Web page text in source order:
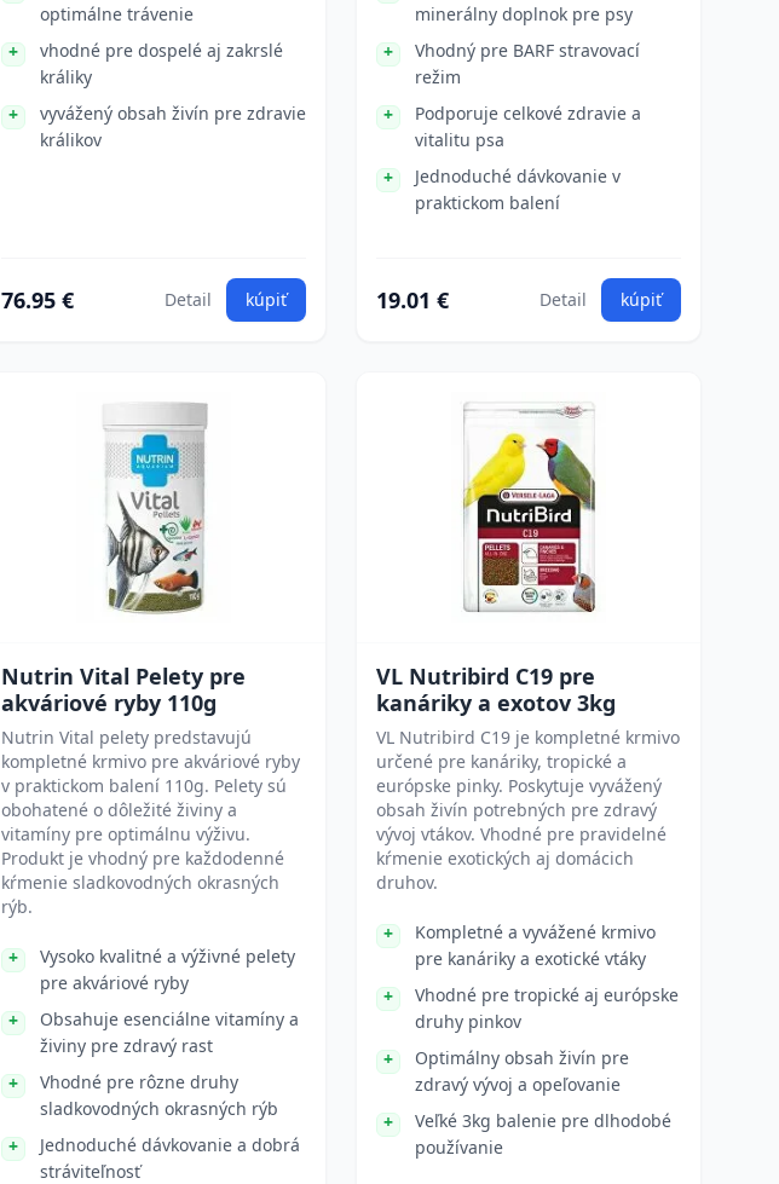
optimálne trávenie
vhodné pre dospelé aj zakrslé
králiky
vyvážený obsah živín pre zdravie
králikov
76.95 € Detail kúpiť
minerálny doplnok pre psy
Vhodný pre BARF stravovací
režim
Podporuje celkové zdravie a
vitalitu psa
Jednoduché dávkovanie v
praktickom balení
19.01 € Detail kúpiť
Nutrin Vital Pelety pre
akváriové ryby 110g
Nutrin Vital pelety predstavujú
kompletné krmivo pre akváriové ryby
v praktickom balení 110g. Pelety sú
obohatené o dôležité živiny a
vitamíny pre optimálnu výživu.
Produkt je vhodný pre každodenné
kŕmenie sladkovodných okrasných
rýb.
Vysoko kvalitné a výživné pelety
pre akváriové ryby
Obsahuje esenciálne vitamíny a
živiny pre zdravý rast
Vhodné pre rôzne druhy
sladkovodných okrasných rýb
Jednoduché dávkovanie a dobrá
stráviteľnosť
VL Nutribird C19 pre
kanáriky a exotov 3kg
VL Nutribird C19 je kompletné krmivo
určené pre kanáriky, tropické a
európske pinky. Poskytuje vyvážený
obsah živín potrebných pre zdravý
vývoj vtákov. Vhodné pre pravidelné
kŕmenie exotických aj domácich
druhov.
Kompletné a vyvážené krmivo
pre kanáriky a exotické vtáky
Vhodné pre tropické aj európske
druhy pinkov
Optimálny obsah živín pre
zdravý vývoj a opeľovanie
Veľké 3kg balenie pre dlhodobé
používanie